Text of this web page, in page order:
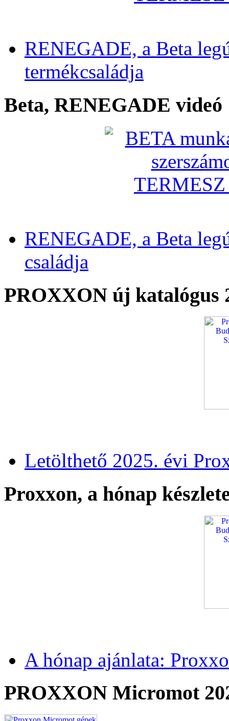
RENEGADE, a Beta
termékcsaládja
Beta, RENEGADE videó
RENEGADE, a Beta
családja
PROXXON új katalógus
Letölthető 2025. évi
Proxxon, a hónap
A hónap ajánlata:
PROXXON Micromot